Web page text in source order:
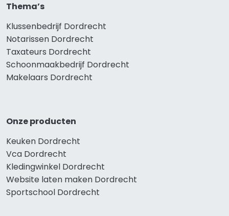
Thema’s
Klussenbedrijf Dordrecht
Notarissen Dordrecht
Taxateurs Dordrecht
Schoonmaakbedrijf Dordrecht
Makelaars Dordrecht
Onze producten
Keuken Dordrecht
Vca Dordrecht
Kledingwinkel Dordrecht
Website laten maken Dordrecht
Sportschool Dordrecht